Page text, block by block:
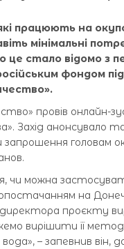
працюють на
мінімальні
стало відомо з
фондом
провів онлайн-
Захід анонсувало
головам
чи можна
на
директора проєкту
вирішити її
– запевнив